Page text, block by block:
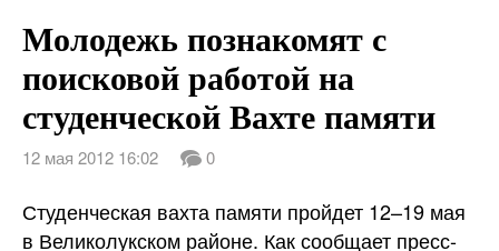
Молодежь познакомят с
поисковой работой на
студенческой Вахте памяти
12 мая 2012 16:02 0
Студенческая вахта памяти пройдет 12–19 мая
в Великолукском районе. Как сообщает пресс-